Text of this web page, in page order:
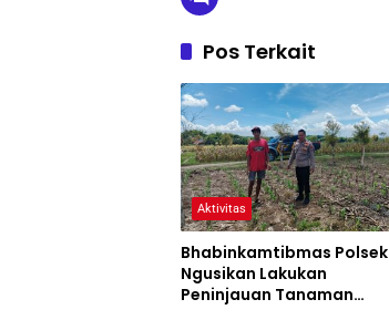
Pos Terkait
Aktivitas
Bhabinkamtibmas Polsek
Ngusikan Lakukan
Peninjauan Tanaman